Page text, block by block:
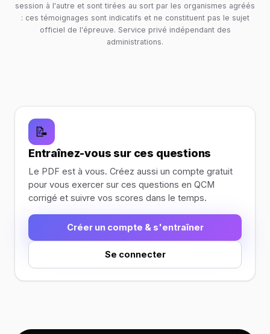
session à l'autre et sont tirées au sort par les organismes agréés
: ces témoignages sont indicatifs et ne constituent pas le sujet
officiel de l'épreuve. Service privé indépendant des
administrations.
📝
Entraînez-vous sur ces questions
Le PDF est à vous. Créez aussi un compte gratuit
pour vous exercer sur ces questions en QCM
corrigé et suivre vos scores dans le temps.
Créer un compte & s'entraîner
Se connecter